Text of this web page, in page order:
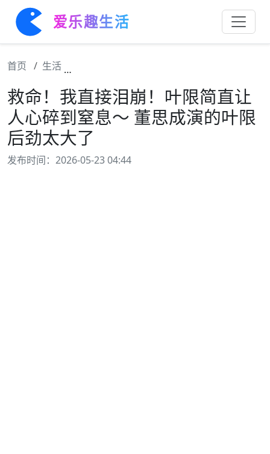
爱乐趣生活
首页 生活
救命！我直接泪崩！叶限简直让
人心碎到窒息～ 董思成演的叶限
后劲太大了
发布时间：2026-05-23 04:44